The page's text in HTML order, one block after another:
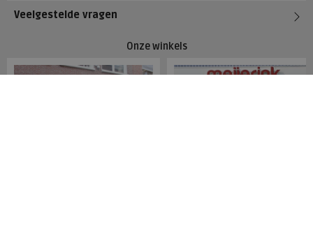
Veelgestelde vragen
Onze winkels